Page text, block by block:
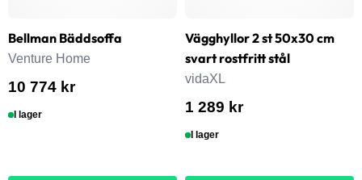
Bellman Bäddsoffa
Venture Home
10 774 kr
I lager
Vägghyllor 2 st 50x30 cm
svart rostfritt stål
vidaXL
1 289 kr
I lager